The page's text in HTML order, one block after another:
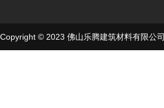
Copyright © 2023 佛山乐腾建筑材料有限公司